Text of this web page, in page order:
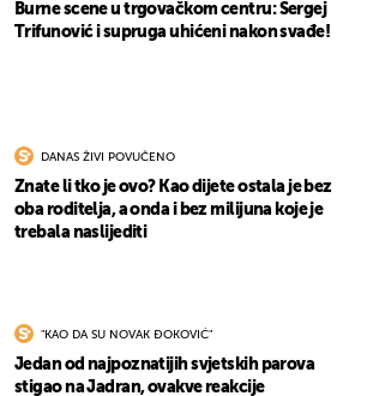
Burne scene u trgovačkom centru: Sergej
Trifunović i supruga uhićeni nakon svađe!
DANAS ŽIVI POVUČENO
Znate li tko je ovo? Kao dijete ostala je bez
oba roditelja, a onda i bez milijuna koje je
trebala naslijediti
"KAO DA SU NOVAK ĐOKOVIĆ"
Jedan od najpoznatijih svjetskih parova
stigao na Jadran, ovakve reakcije